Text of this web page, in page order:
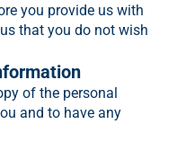
you provide us with
that you do not wish
of the personal
and to have any